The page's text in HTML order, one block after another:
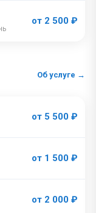
от 2 500 ₽
Об услуге →
от 5 500 ₽
от 1 500 ₽
от 2 000 ₽